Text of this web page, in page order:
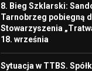
8. Bieg Szklarski:
Tarnobrzeg pobiegną
Stowarzyszenia
18. września
Sytuacja w TTBS.